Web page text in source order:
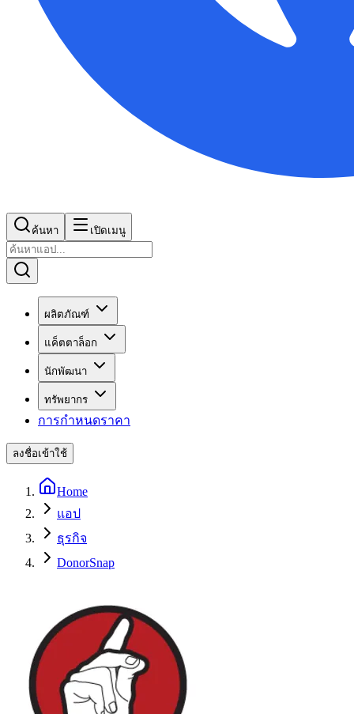
ค้นหา เปิดเมนู
ผลิตภัณฑ์
แค็ตตาล็อก
นักพัฒนา
ทรัพยากร
การกำหนดราคา
ลงชื่อเข้าใช้
Home
แอป
ธุรกิจ
DonorSnap